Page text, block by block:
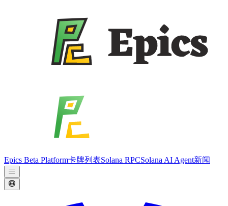
Epics Beta Platform卡牌列表Solana RPCSolana AI Agent新闻